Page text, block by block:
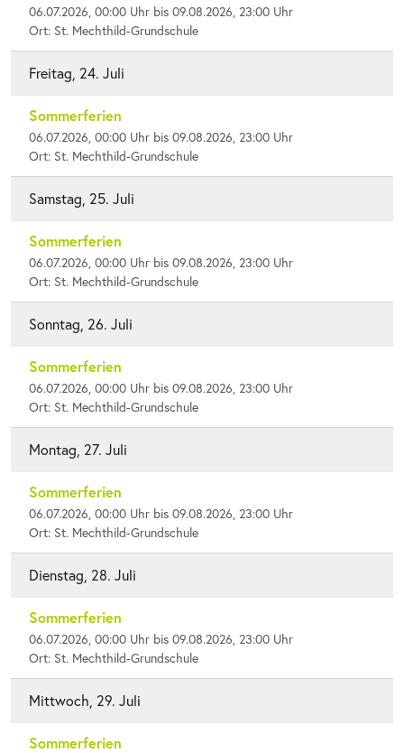
06.07.2026, 00:00 Uhr bis 09.08.2026, 23:00 Uhr
Ort: St. Mechthild-Grundschule
Freitag, 24. Juli
Sommerferien
06.07.2026, 00:00 Uhr bis 09.08.2026, 23:00 Uhr
Ort: St. Mechthild-Grundschule
Samstag, 25. Juli
Sommerferien
06.07.2026, 00:00 Uhr bis 09.08.2026, 23:00 Uhr
Ort: St. Mechthild-Grundschule
Sonntag, 26. Juli
Sommerferien
06.07.2026, 00:00 Uhr bis 09.08.2026, 23:00 Uhr
Ort: St. Mechthild-Grundschule
Montag, 27. Juli
Sommerferien
06.07.2026, 00:00 Uhr bis 09.08.2026, 23:00 Uhr
Ort: St. Mechthild-Grundschule
Dienstag, 28. Juli
Sommerferien
06.07.2026, 00:00 Uhr bis 09.08.2026, 23:00 Uhr
Ort: St. Mechthild-Grundschule
Mittwoch, 29. Juli
Sommerferien